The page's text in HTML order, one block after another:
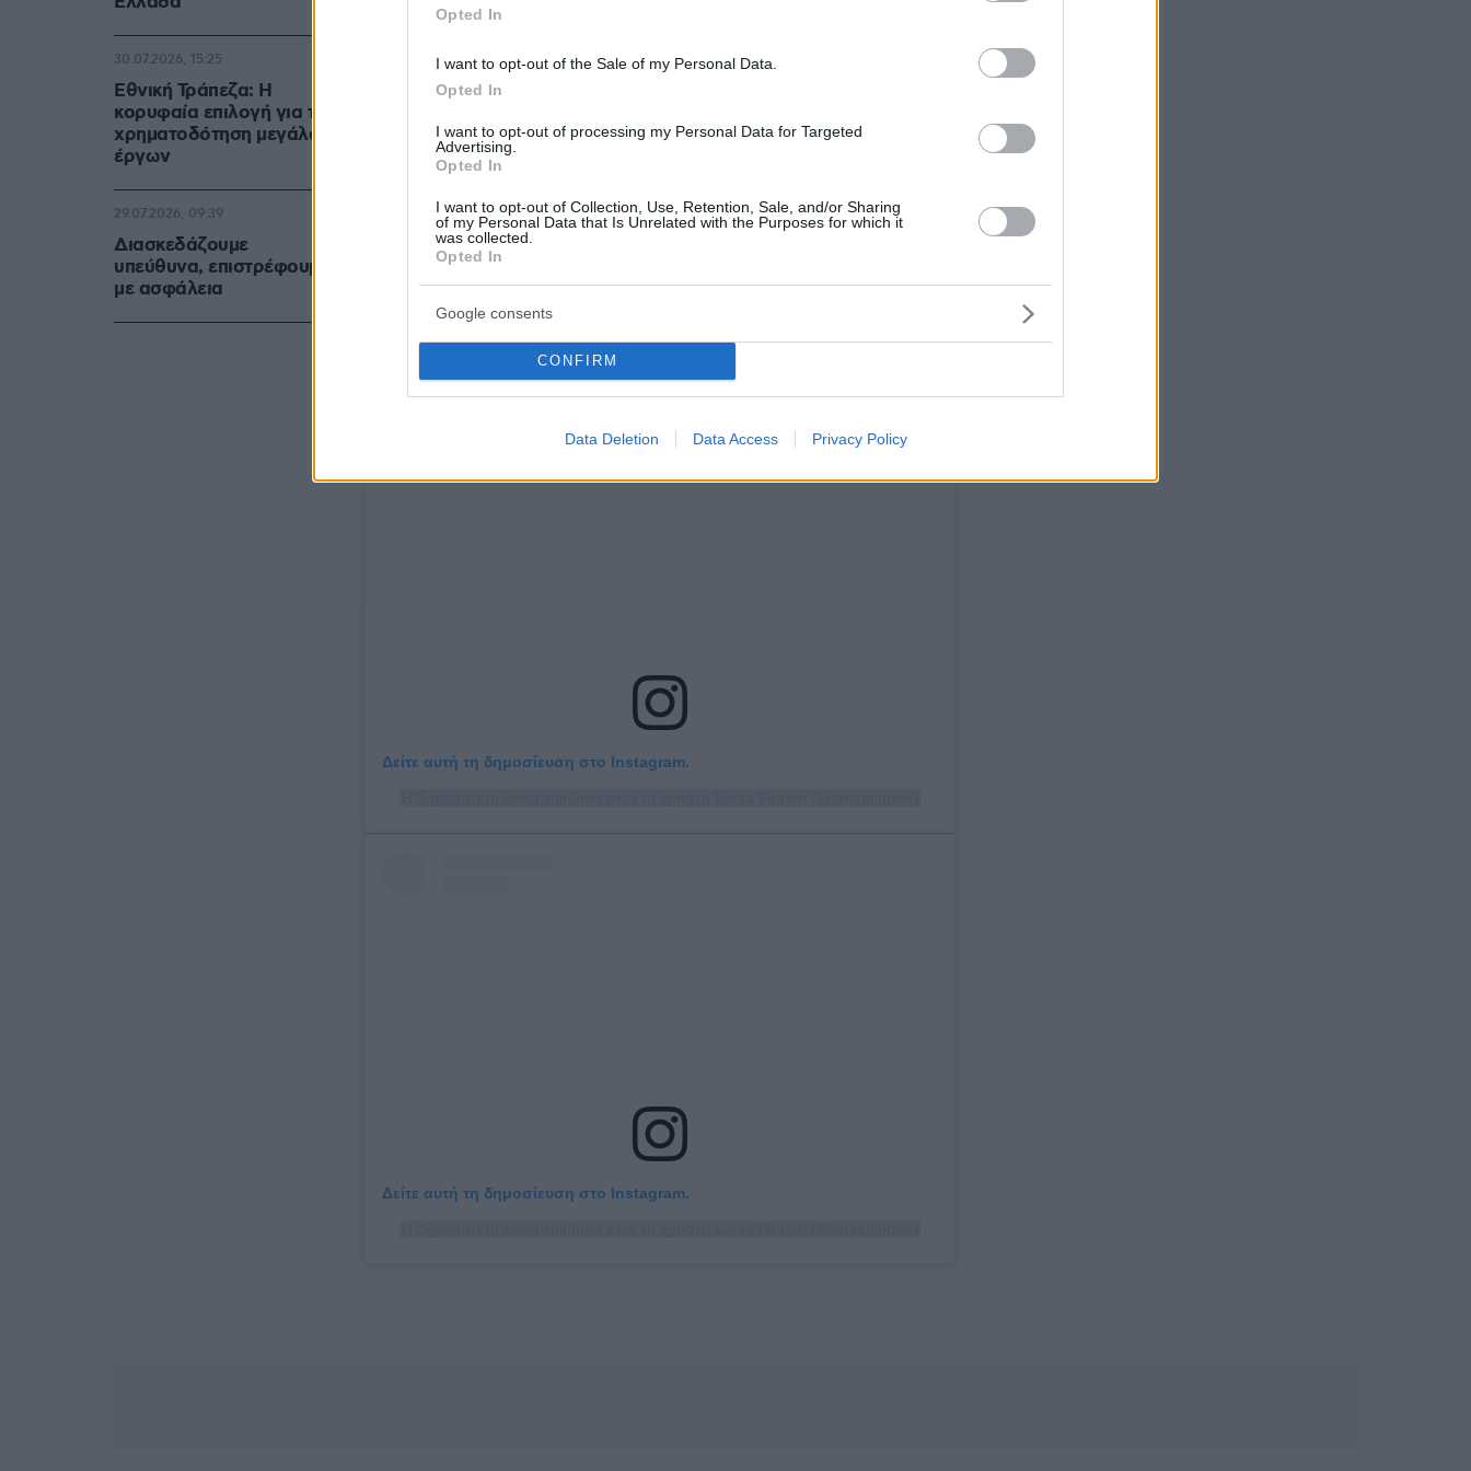
Opted In
I want to opt-out of the Sale of my Personal Data.
Opted In
I want to opt-out of processing my Personal Data for Targeted
Advertising.
Opted In
I want to opt-out of Collection, Use, Retention, Sale, and/or Sharing
of my Personal Data that Is Unrelated with the Purposes for which it
was collected.
Opted In
Google consents
CONFIRM
Data Deletion Data Access Privacy Policy
Η δημοσίευση κοινοποιήθηκε από το χρήστη Larsa Pippen (@larsapippen)
Δείτε αυτή τη δημοσίευση στο Instagram.
Δείτε αυτή τη δημοσίευση στο Instagram.
Εθνική Τράπεζα: Η
κορυφαία επιλογή για τη
χρηματοδότηση μεγάλων
έργων
30.07.2026, 15:25
Διασκεδάζουμε
υπεύθυνα, επιστρέφουμε
με ασφάλεια
29.07.2026, 09:39